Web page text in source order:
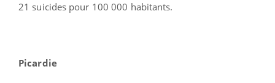
21 suicides pour 100 000 habitants.
Picardie